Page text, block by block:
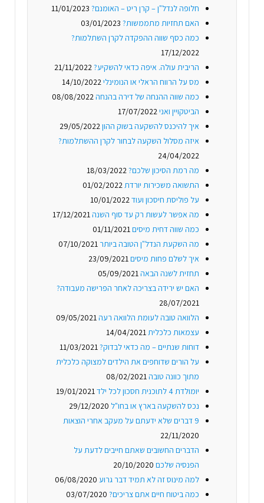
חלופה לנדל"ן – קרן ריט – האומנם? 11/01/2023
האם תחזיות מתממשות? 03/01/2023
כמה כסף שווה ההפקדה לקרן השתלמות?
17/12/2022
הריבית עולה. איפה כדאי להשקיע?21/11/2022
מס על הרווח הראלי או הנומינלי14/10/2022
כמה שווה ההנחה של דירה בהנחה08/08/2022
הביטקויין ואני17/07/2022
איך להיכנס להשקעה בשוק ההון29/05/2022
איזה מסלול השקעה לבחור לקרן ההשתלמות?
24/04/2022
מה רמת הסיכון שלכם?18/03/2022
התשואה משכירות יורדת01/02/2022
על פוליסת חיסכון ועוד10/01/2022
מה אפשר לעשות רק עד סוף השנה17/12/2021
כמה שווה דחית מיסים01/11/2021
מה השקעת הנדל"ן הטובה ביותר07/10/2021
איך לשלם פחות מיסים23/09/2021
תחזית לשנה הבאה05/09/2021
האם יש ירידה בצריכה לאחר הפרישה מעבודה?
28/07/2021
הלוואה טובה לעומת הלוואה רעה09/05/2021
עצמאות כלכלית14/04/2021
דוחות שנתיים – מה כדאי לבדוק?11/03/2021
על הורים שדוחפים את הילדים למצוקה כלכלית
מתוך כוונה טובה08/02/2021
יומולדת 4 לתוכנית חסכון לכל ילד
19/01/2021
נכס להשקעה בארץ או בחו"ל 29/12/2020
9 דברים שלא ידעתם על מעקב אחרי הוצאות
22/11/2020
הדברים החשובים שאתם חייבים לדעת על
הפנסיה שלכם 20/10/2020
למה מינוס זה לא תמיד דבר גרוע 06/08/2020
כמה ביטוח חיים אתם צריכים? 03/07/2020